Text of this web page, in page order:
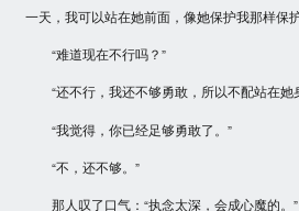
一天，我可以站在她前面，像她保护我那样保
“难道现在不行吗？”
“还不行，我还不够勇敢，所以不配站在她
“我觉得，你已经足够勇敢了。”
“不，还不够。”
那人叹了口气：“执念太深，会成心魔的。”